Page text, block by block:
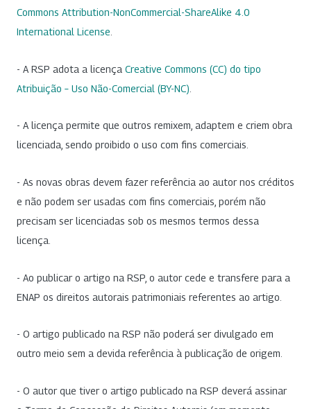
Commons Attribution-NonCommercial-ShareAlike 4.0
International License
- A RSP adota a licença Creative Commons (CC) do tipo
Atribuição – Uso Não-Comercial (BY-NC)
- A licença permite que outros remixem, adaptem e criem obra
licenciada, sendo proibido o uso com fins comerciais.
- As novas obras devem fazer referência ao autor nos créditos
e não podem ser usadas com fins comerciais, porém não
precisam ser licenciadas sob os mesmos termos dessa
licença.
- Ao publicar o artigo na RSP, o autor cede e transfere para a
ENAP os direitos autorais patrimoniais referentes ao artigo.
- O artigo publicado na RSP não poderá ser divulgado em
outro meio sem a devida referência à publicação de origem.
- O autor que tiver o artigo publicado na RSP deverá assinar